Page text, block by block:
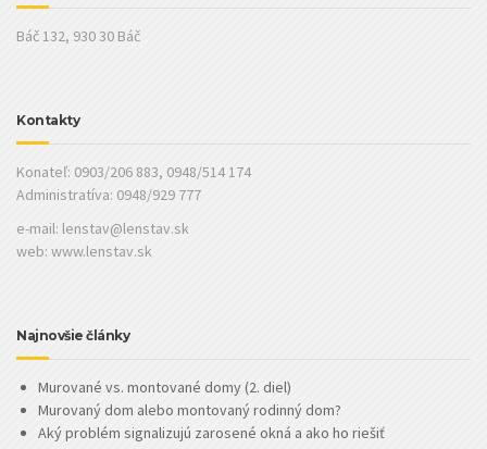
Báč 132, 930 30 Báč
Kontakty
Konateľ: 0903/206 883, 0948/514 174
Administratíva: 0948/929 777
e-mail: lenstav@lenstav.sk
web: www.lenstav.sk
Najnovšie články
Murované vs. montované domy (2. diel)
Murovaný dom alebo montovaný rodinný dom?
Aký problém signalizujú zarosené okná a ako ho riešiť